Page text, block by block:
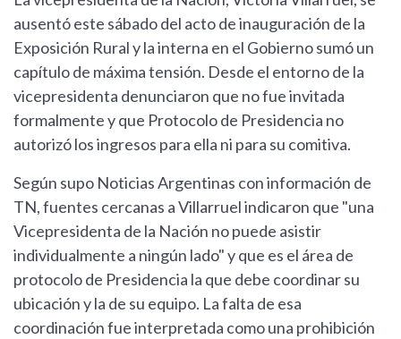
ausentó este sábado del acto de inauguración de la
Exposición Rural y la interna en el Gobierno sumó un
capítulo de máxima tensión. Desde el entorno de la
vicepresidenta denunciaron que no fue invitada
formalmente y que Protocolo de Presidencia no
autorizó los ingresos para ella ni para su comitiva.
Según supo Noticias Argentinas con información de
TN, fuentes cercanas a Villarruel indicaron que "una
Vicepresidenta de la Nación no puede asistir
individualmente a ningún lado" y que es el área de
protocolo de Presidencia la que debe coordinar su
ubicación y la de su equipo. La falta de esa
coordinación fue interpretada como una prohibición